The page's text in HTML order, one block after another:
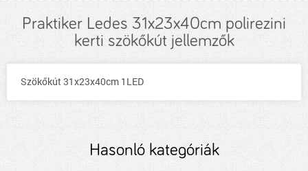
Praktiker Ledes 31x23x40cm polirezini
kerti szökőkút jellemzők
Szökőkút 31x23x40cm 1LED
Hasonló kategóriák